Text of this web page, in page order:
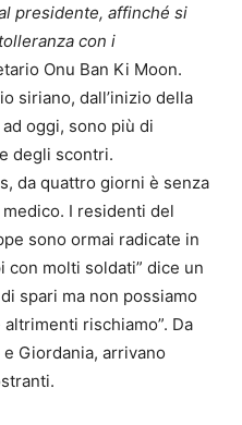
presidente, affinché si
con i
Onu Ban Ki Moon.
siriano, dall’inizio della
oggi, sono più di
degli scontri.
da quattro giorni è senza
I residenti del
sono ormai radicate in
con molti soldati” dice un
spari ma non possiamo
rischiamo”. Da
Giordania, arrivano